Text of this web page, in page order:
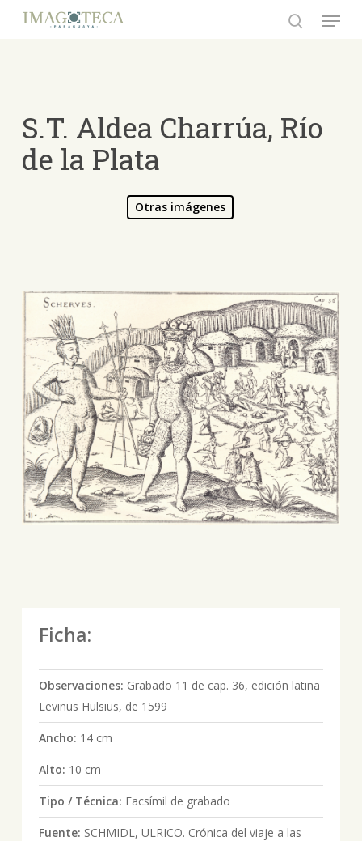
Menu
S.T. Aldea Charrúa, Río
de la Plata
Otras imágenes
Ficha:
Observaciones: Grabado 11 de cap. 36, edición latina
Levinus Hulsius, de 1599
Ancho: 14 cm
Alto: 10 cm
Tipo / Técnica: Facsímil de grabado
Fuente: SCHMIDL, ULRICO. Crónica del viaje a las